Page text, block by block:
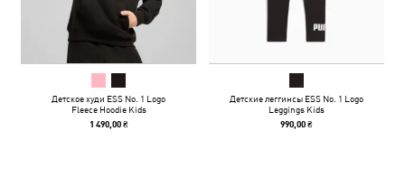
Детское худи ESS No. 1 Logo
Fleece Hoodie Kids
1 490,00 ₴
Детские леггинсы ESS No. 1 Logo
Leggings Kids
990,00 ₴